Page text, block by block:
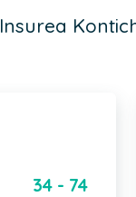
Insurea
34 - 74